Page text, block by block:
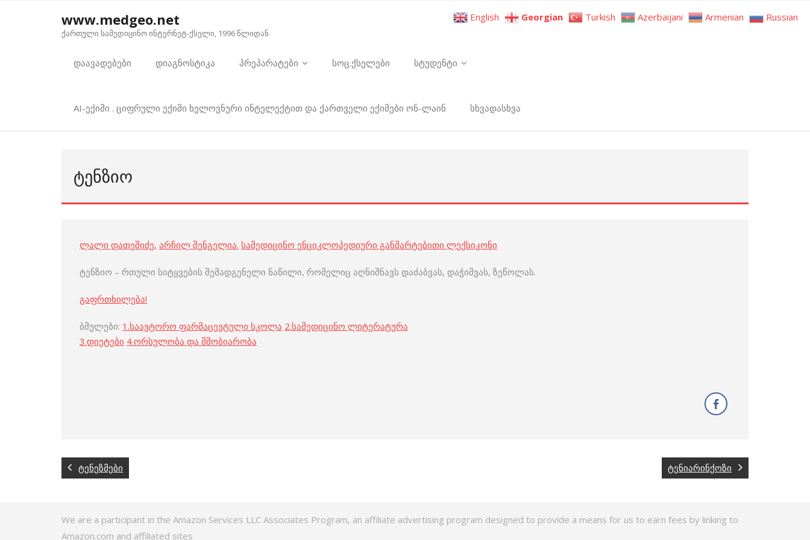
www.medgeo.net
ქართული სამედიცინო ინტერნეტ-ქსელი, 1996 წლიდან
დაავადებები დიაგნოსტიკა პრეპარატები სოც.ქსელები სტუდენტი
AI-ექიმი . ციფრული ექიმი ხელოვნური ინტელექტით და ქართველი ექიმები ონ-ლაინ სხვადასხვა
ᲢᲔᲜᲖᲘᲝ
ლალი დათეშიძე, არჩილ შენგელია. სამედიცინო ენციკლოპედიური განმარტებითი ლექსიკონი
ტენზიო – რთული სიტყვების შემადგენელი ნაწილი, რომელიც აღნიშნავს დაძაბვას, დაჭიმვას, ზეწოლას.
გაფრთხილება!
ბმულები: 1.საავტორო ფარმაცევტული სკოლა 2.სამედიცინო ლიტერატურა
3.დიეტები 4.ორსულობა და მშობიარობა
ტენეზმები ტენიარინქოზი
We are a participant in the Amazon Services LLC Associates Program, an affiliate advertising program designed to provide a means for us to earn fees by linking to
Amazon.com and affiliated sites
English Georgian Turkish Azerbaijani Armenian Russian